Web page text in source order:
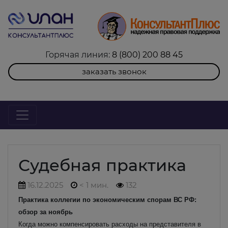
Горячая линия: 8 (800) 200 88 45
заказать звонок
Судебная практика
16.12.2025 < 1 мин. 132
Практика коллегии по экономическим спорам ВС РФ:
обзор за ноябрь
Когда можно компенсировать расходы на представителя в